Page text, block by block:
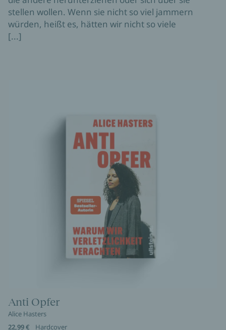
stellen wollen. Wenn sie nicht so viel jammern
würden, heißt es, hätten wir nicht so viele
[...]
Anti Opfer
Alice Hasters
22,99 €
Hardcover